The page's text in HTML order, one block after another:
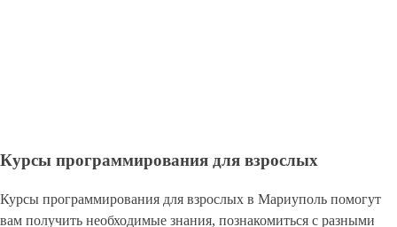
Курсы программирования для взрослых
Курсы программирования для взрослых в Мариуполь помогут
вам получить необходимые знания, познакомиться с разными